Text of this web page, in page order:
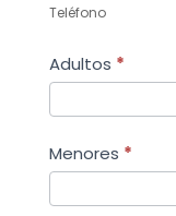
Teléfono
Adultos *
Menores *